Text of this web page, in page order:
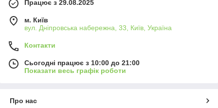
Працює з 29.08.2025
м. Київ
вул. Дніпровська набережна, 33, Київ, Україна
Контакти
Сьогодні працює з 10:00 до 21:00
Показати весь графік роботи
Про нас